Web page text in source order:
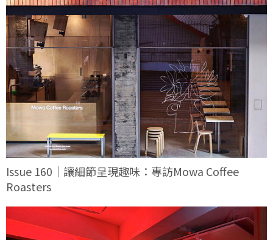
Issue 160｜讓細節呈現趣味：專訪Mowa Coffee
Roasters